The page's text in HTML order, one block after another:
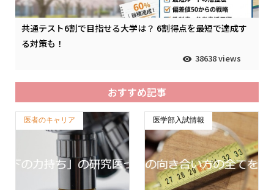
共通テスト6割で目指せる大学は？ 6割得点を最短で達成す
る対策も！
38638 views
おすすめ記事
医者のキャリア 医学部入試情報